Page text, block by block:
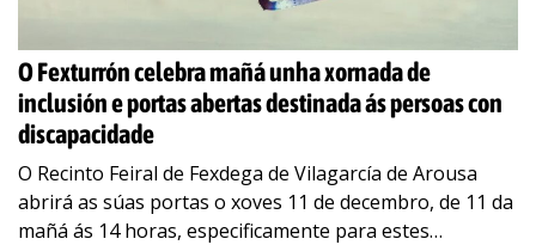
O Fexturrón celebra mañá unha xornada de
inclusión e portas abertas destinada ás persoas con
discapacidade
O Recinto Feiral de Fexdega de Vilagarcía de Arousa
abrirá as súas portas o xoves 11 de decembro, de 11 da
mañá ás 14 horas, especificamente para estes